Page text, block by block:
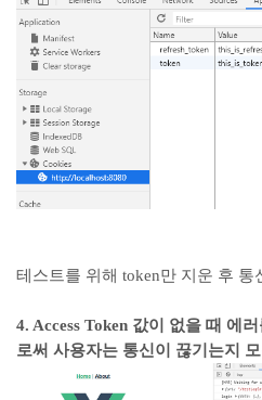
테스트를 위해 token만 지운 후 통
4. Access Token 값이 없을 때 에
로써 사용자는 통신이 끊기는지